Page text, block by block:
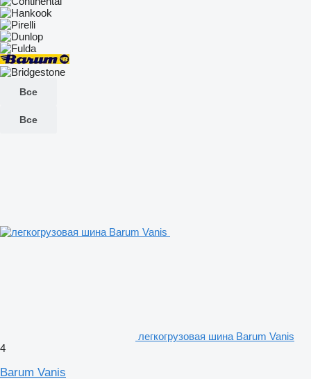
Все
Все
легкогрузовая шина Barum Vanis
4
Barum Vanis